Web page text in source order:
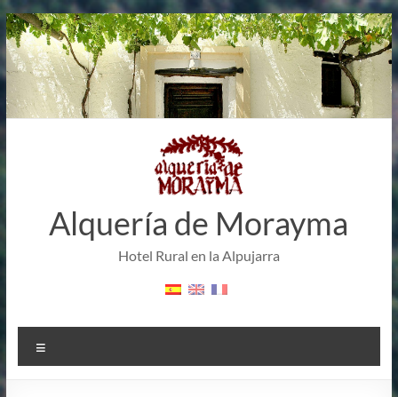
Saltar
al
contenido
Alquería de Morayma
Hotel Rural en la Alpujarra